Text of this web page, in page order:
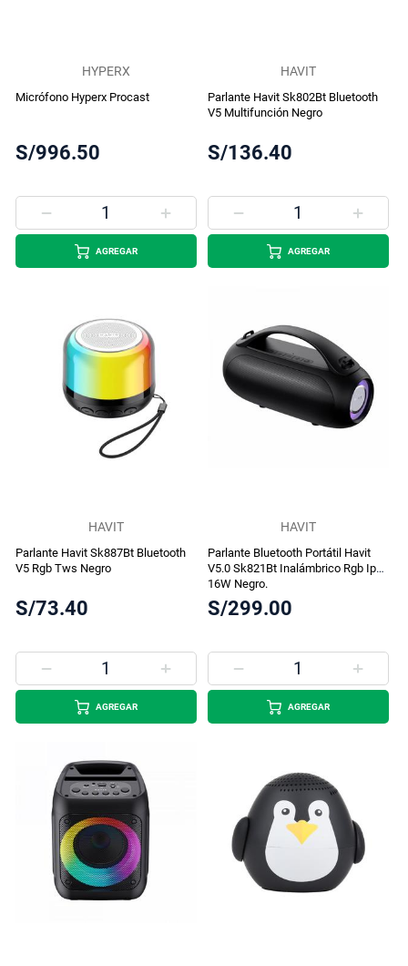
HYPERX
Micrófono Hyperx Procast
S/996.50
AGREGAR
HAVIT
Parlante Havit Sk802Bt Bluetooth
V5 Multifunción Negro
S/136.40
AGREGAR
HAVIT
Parlante Havit Sk887Bt Bluetooth
V5 Rgb Tws Negro
S/73.40
AGREGAR
HAVIT
Parlante Bluetooth Portátil Havit
V5.0 Sk821Bt Inalámbrico Rgb Ipx5
16W Negro.
S/299.00
AGREGAR